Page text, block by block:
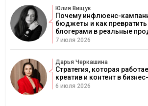
Юлия Вищук
Почему инфлюенс-
бюджеты и как
блогерами в реальные
7 июля 2026
Дарья Черкашина
Стратегия, которая
креатив и контент в
6 июля 2026